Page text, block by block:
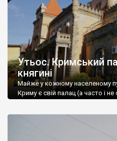
Утьос. Кримський
княгині
Майже у кожному населеному
Криму є свій палац (а часто і не